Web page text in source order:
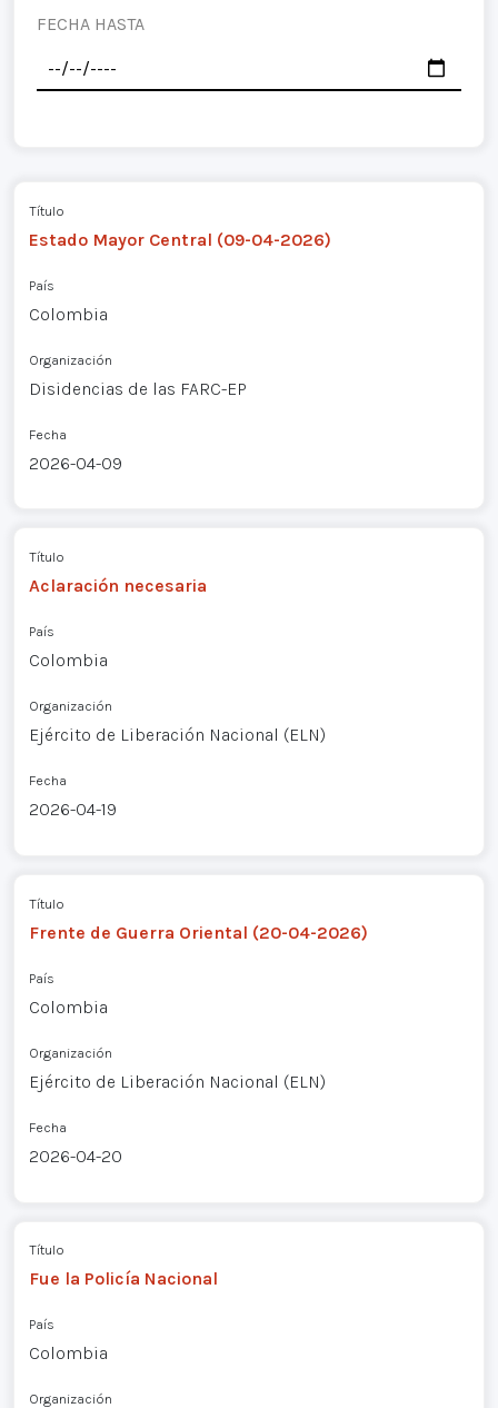
FECHA HASTA
Título
Estado Mayor Central (09-04-2026)
País
Colombia
Organización
Disidencias de las FARC-EP
Fecha
2026-04-09
Título
Aclaración necesaria
País
Colombia
Organización
Ejército de Liberación Nacional (ELN)
Fecha
2026-04-19
Título
Frente de Guerra Oriental (20-04-2026)
País
Colombia
Organización
Ejército de Liberación Nacional (ELN)
Fecha
2026-04-20
Título
Fue la Policía Nacional
País
Colombia
Organización